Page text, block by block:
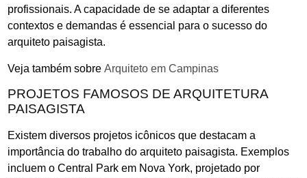
profissionais. A capacidade de se adaptar a diferentes
contextos e demandas é essencial para o sucesso do
arquiteto paisagista.
Veja também sobre Arquiteto em Campinas
PROJETOS FAMOSOS DE ARQUITETURA
PAISAGISTA
Existem diversos projetos icônicos que destacam a
importância do trabalho do arquiteto paisagista. Exemplos
incluem o Central Park em Nova York, projetado por